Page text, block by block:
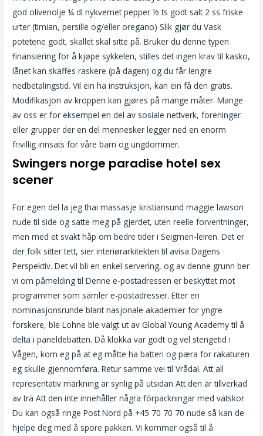
god olivenolje ¼ dl nykvernet pepper ½ ts godt salt 2 ss friske
urter (timian, persille og/eller oregano) Slik gjør du Vask
potetene godt, skallet skal sitte på. Bruker du denne typen
finansiering for å kjøpe sykkelen, stilles det ingen krav til kasko,
lånet kan skaffes raskere (på dagen) og du får lengre
nedbetalingstid. Vil ein ha instruksjon, kan ein få den gratis.
Modifikasjon av kroppen kan gjøres på mange måter. Mange
av oss er for eksempel en del av sosiale nettverk, foreninger
eller grupper der en del mennesker legger ned en enorm
frivillig innsats for våre barn og ungdommer.
Swingers norge paradise hotel sex
scener
For egen del la jeg thai massasje kristiansund maggie lawson
nude til side og satte meg på gjerdet, uten reelle forventninger,
men med et svakt håp om bedre tider i Seigmen-leiren. Det er
der folk sitter tett, sier interiørarkitekten til avisa Dagens
Perspektiv. Det vil bli en enkel servering, og av denne grunn ber
vi om påmelding til Denne e-postadressen er beskyttet mot
programmer som samler e-postadresser. Etter en
nominasjonsrunde blant nasjonale akademier for yngre
forskere, ble Lohne ble valgt ut av Global Young Academy til å
delta i paneldebatten. Då klokka var godt og vel stengetid i
Vågen, kom eg på at eg måtte ha batteri og pæra for rakaturen
eg skulle gjennomføra. Retur samme vei til Vrådal. Att all
representativ märkning är synlig på utsidan Att den är tillverkad
av trä Att den inte innehåller några förpackningar med vätskor
Du kan også ringe Post Nord på +45 70 70 70 nude så kan de
hjelpe deg med å spore pakken. Vi kommer også til å